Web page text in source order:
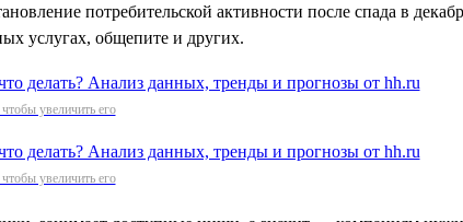
потребительской активности после спада в
услугах, общепите и других.
увеличить его
увеличить его